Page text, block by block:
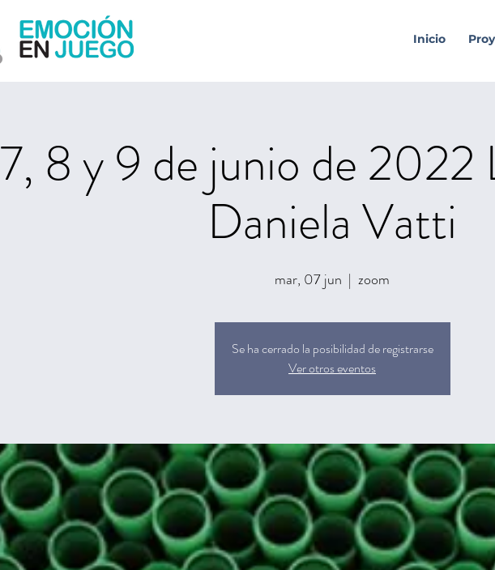
Inicio
7, 8 y 9 de junio de 2022
Daniela Vatti
mar, 07 jun
  |
zoom
Se ha cerrado la posibilidad de registrarse
Ver otros eventos